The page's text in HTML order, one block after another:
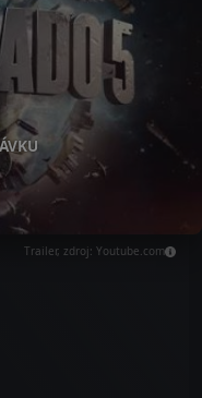
Trailer, zdroj: Youtube.com